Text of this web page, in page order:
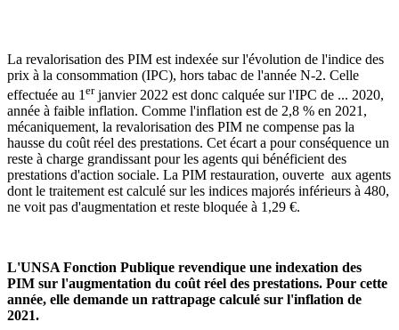
La revalorisation des PIM est indexée sur l'évolution de l'indice des
prix à la consommation (IPC), hors tabac de l'année N-2. Celle
effectuée au 1 erjanvier 2022 est donc calquée sur l'IPC de ... 2020,
année à faible inflation. Comme l'inflation est de 2,8 % en 2021,
mécaniquement, la revalorisation des PIM ne compense pas la
hausse du coût réel des prestations. Cet écart a pour conséquence un
reste à charge grandissant pour les agents qui bénéficient des
prestations d'action sociale. La PIM restauration, ouverte aux agents
dont le traitement est calculé sur les indices majorés inférieurs à 480,
ne voit pas d'augmentation et reste bloquée à 1,29 €.
L'UNSA Fonction Publique revendique une indexation des
PIM sur l'augmentation du coût réel des prestations. Pour cette
année, elle demande un rattrapage calculé sur l'inflation de
2021.